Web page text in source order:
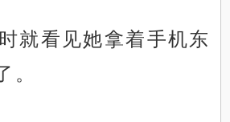
就看见她拿着手机东
。